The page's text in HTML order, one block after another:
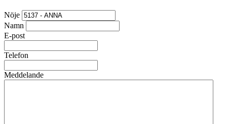
Nöje
Namn
E-post
Telefon
Meddelande